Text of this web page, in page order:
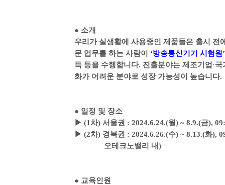
● 소개
우리가 실생활에 사용중인 제품들은 출시 전
문 업무를 하는 사람이 ‘방송통신기기 시험원 ’
득 등을 수행합니다. 진출분야는 제조기업 ·국
화가 어려운 분야로 성장 가능성이 높습니다.
● 일정 및 장소
▶ (1 차) 서울권 : 2024.6.24.(월) ~ 8.9.(금),
▶ (2차) 경북권 : 2024.6.26.(수) ~ 8.13.(화),
오테크노밸리 내)
● 교육인원